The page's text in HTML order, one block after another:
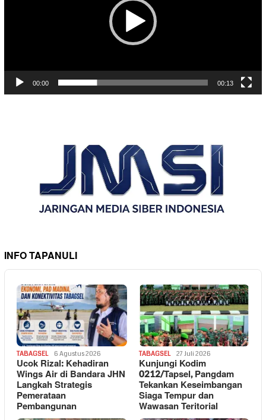
00:00 00:13
INFO TAPANULI
TABAGSEL 6 Agustus 2026
Ucok Rizal: Kehadiran
Wings Air di Bandara JHN
Langkah Strategis
Pemerataan
Pembangunan
TABAGSEL 27 Juli 2026
Kunjungi Kodim
0212/Tapsel, Pangdam
Tekankan Keseimbangan
Siaga Tempur dan
Wawasan Teritorial